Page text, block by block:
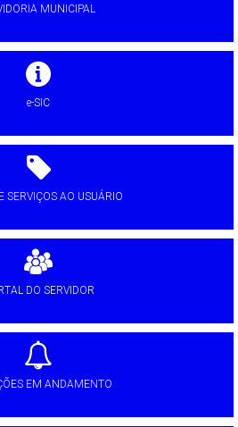
MUNICIPAL
e-SIC
SERVIÇOS AO USUÁRIO
DO SERVIDOR
EM ANDAMENTO